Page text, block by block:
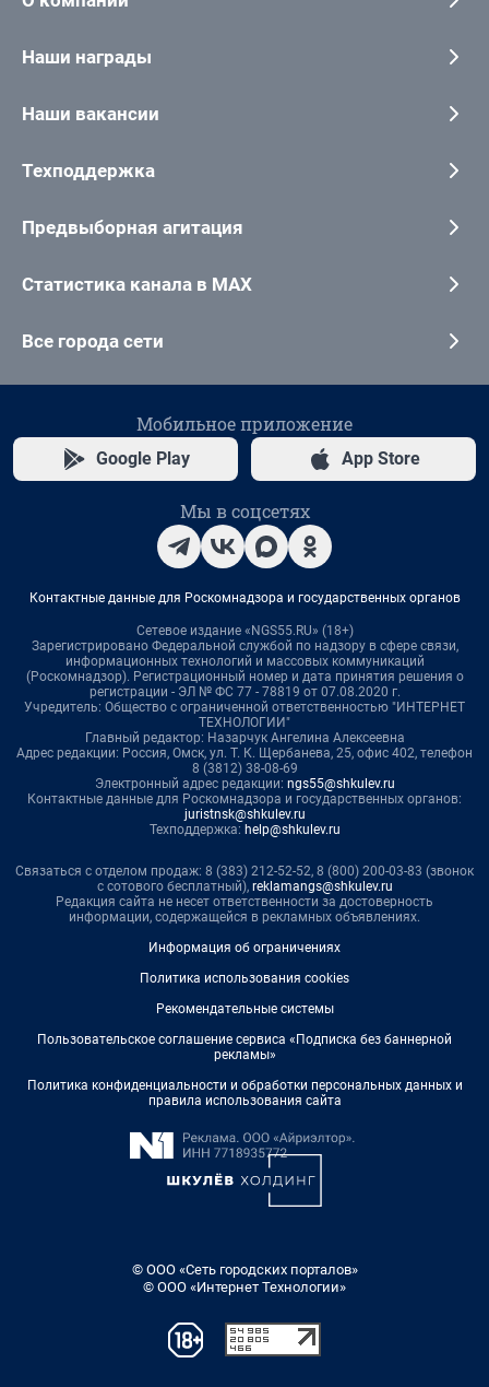
Наши награды
Наши вакансии
Техподдержка
Предвыборная агитация
Статистика канала в MAX
Все города сети
Мобильное приложение
Google Play App Store
Мы в соцсетях
Контактные данные для Роскомнадзора и государственных органов
Сетевое издание «NGS55.RU» (18+)
Зарегистрировано Федеральной службой по надзору в сфере связи,
информационных технологий и массовых коммуникаций
(Роскомнадзор). Регистрационный номер и дата принятия решения о
регистрации - ЭЛ № ФС 77 - 78819 от 07.08.2020 г.
Учредитель: Общество с ограниченной ответственностью "ИНТЕРНЕТ
ТЕХНОЛОГИИ"
Главный редактор: Назарчук Ангелина Алексеевна
Адрес редакции: Россия, Омск, ул. Т. К. Щербанева, 25, офис 402, телефон
8 (3812) 38-08-69
Электронный адрес редакции: ngs55@shkulev.ru
Контактные данные для Роскомнадзора и государственных органов:
juristnsk@shkulev.ru
Техподдержка: help@shkulev.ru
Связаться с отделом продаж: 8 (383) 212-52-52, 8 (800) 200-03-83 (звонок
с сотового бесплатный), reklamangs@shkulev.ru
Редакция сайта не несет ответственности за достоверность
информации, содержащейся в рекламных объявлениях.
Информация об ограничениях
Политика использования cookies
Рекомендательные системы
Пользовательское соглашение сервиса «Подписка без баннерной
рекламы»
Политика конфиденциальности и обработки персональных данных и
правила использования сайта
© ООО «Сеть городских порталов»
© ООО «Интернет Технологии»